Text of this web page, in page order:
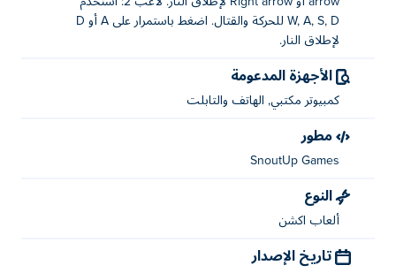
W, A, S, D للحركة والقتال. اضغط باستمرار على A أو D
لإطلاق النار.
الأجهزة المدعومة
كمبيوتر مكتبي, الهاتف والتابلت
مطور
SnoutUp Games
النوع
ألعاب اكشن
تاريخ الإصدار